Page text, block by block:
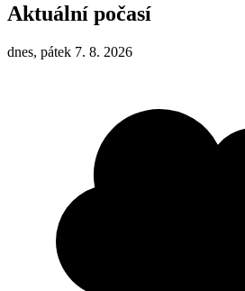
Aktuální počasí
dnes, pátek 7. 8. 2026